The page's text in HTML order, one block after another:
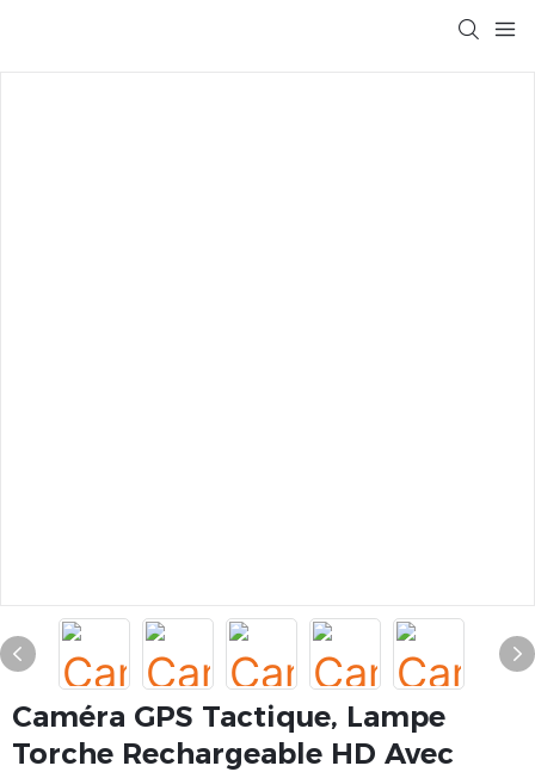
Caméra GPS Tactique, Lampe
Torche Rechargeable HD Avec